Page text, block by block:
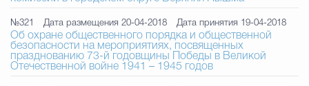
№321 Дата размещения 20-04-2018 Дата принятия 19-04-2018
Об охране общественного порядка и общественной
безопасности на мероприятиях, посвященных
празднованию 73-й годовщины Победы в Великой
Отечественной войне 1941 – 1945 годов